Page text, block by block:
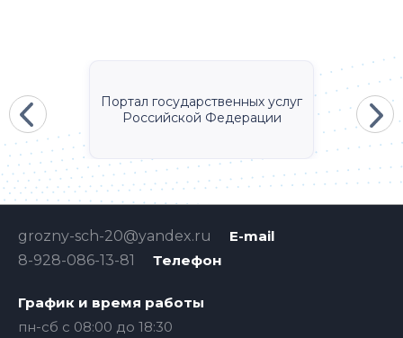
Портал государственных услуг
Российской Федерации
E-mail
grozny-sch-20@yandex.ru
Телефон
8-928-086-13-81
График и время работы
пн-сб с 08:00 до 18:30